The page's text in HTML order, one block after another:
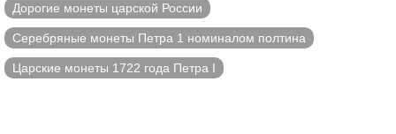
Дорогие монеты царской России
Серебряные монеты Петра 1 номиналом полтина
Царские монеты 1722 года Петра I